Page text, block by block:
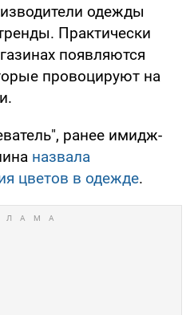
одежды
Практически
появляются
провоцируют на
ранее имидж-
назвала
цветов в одежде.